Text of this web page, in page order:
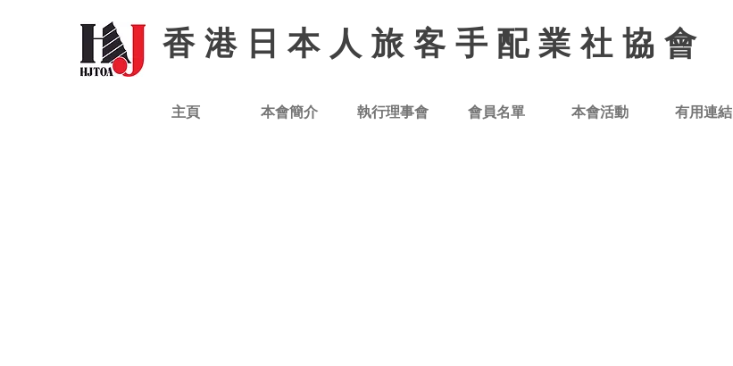
香港日本人旅客手配業社協會
主頁 本會簡介 執行理事會 會員名單 本會活動 有用連結